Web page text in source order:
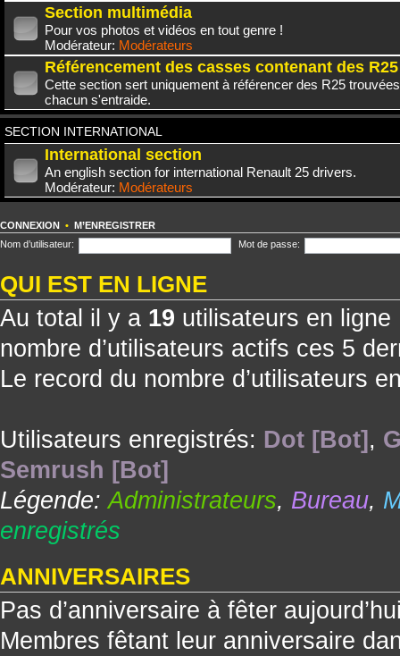
Section multimédia
Pour vos photos et vidéos en tout genre !
Modérateur: Modérateurs
Référencement des casses contenant des R25
Cette section sert uniquement à référencer des R25
chacun s'entraide.
SECTION INTERNATIONAL
International section
An english section for international Renault 25 drivers.
Modérateur: Modérateurs
CONNEXION • M’ENREGISTRER
Nom d’utilisateur:
Mot de passe:
QUI EST EN LIGNE
Au total il y a 19 utilisateurs en
nombre d’utilisateurs actifs ces 5
Le record du nombre d’utilisateurs
Utilisateurs enregistrés: Dot [Bot] ,
Semrush [Bot]
Légende:Administrateurs, Bureau,
enregistrés
ANNIVERSAIRES
Pas d’anniversaire à fêter
Membres fêtant leur anniversaire